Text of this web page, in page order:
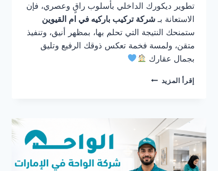
تطوير ديكورك الداخلي بأسلوب راقٍ وعصري، فإن
الاستعانة بـ شركة تركيب باركيه في ام القيوين
ستمنحك النتيجة التي تحلم بها، بمظهر أنيق، وتنفيذ
متقن، ولمسة فخمة تعكس ذوقك الرفيع وتليق
بجمال عقارك
إقرأ المزيد شركة
ام
القيوين
0561986146